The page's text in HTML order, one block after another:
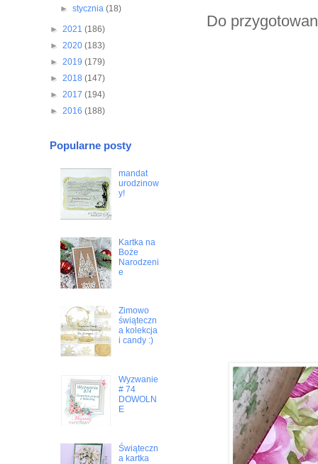
Do
►stycznia(18)
► 2021 (186)
► 2020 (183)
► 2019 (179)
► 2018 (147)
► 2017 (194)
► 2016 (188)
Popularne posty
mandat
urodzinow
y!
Kartka na
Boże
Narodzeni
e
Zimowo
świąteczn
a kolekcja
i candy :)
Wyzwanie
# 74
DOWOLN
E
Świąteczn
a kartka